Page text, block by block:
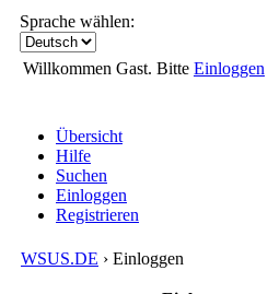
Sprache wählen:
Willkommen Gast. Bitte Einloggen
Übersicht
Hilfe
Suchen
Einloggen
Registrieren
WSUS.DE › Einloggen